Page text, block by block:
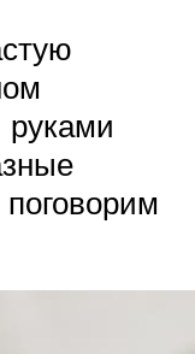
руками